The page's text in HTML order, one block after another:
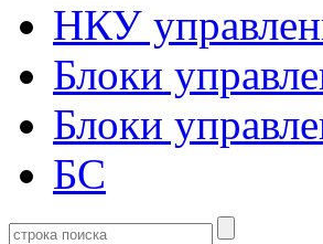
НКУ
Блоки
Блоки
БС